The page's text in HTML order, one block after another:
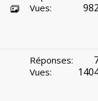
Vues:
Réponses:
Vues: